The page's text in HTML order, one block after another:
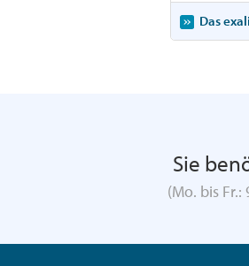
Das
Sie
(Mo. bis Fr.: